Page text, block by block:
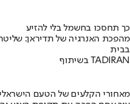
כך תחסכו בחשמל בלי להזיע
מהפכת האנרגיה של תדיראן:
בבית
בשיתוף TADIRAN
מאחורי הקלעים של הטעם הישראלי